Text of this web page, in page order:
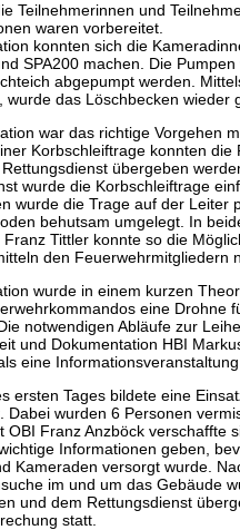
Teilnehmerinnen und
waren vorbereitet.
konnten sich die
SPA200 machen. Die
abgepumpt werden.
wurde das Löschbecken wieder
war das richtige Vorgehen
Korbschleiftrage konnten
übergeben
wurde die Korbschleiftrage
wurde die Trage auf der
behutsam umgelegt. In
Tittler konnte so die
den Feuerwehrmitgliedern
wurde in einem kurzen
eine Drohne
notwendigen Abläufe zur
und Dokumentation HBI
eine
ersten Tages bildete eine
Dabei wurden 6 Personen
OBI Franz Anzböck verschaffte
Informationen geben,
Kameraden versorgt wurde.
im und um das Gebäude
und dem Rettungsdienst
statt.